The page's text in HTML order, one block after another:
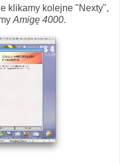
klikamy kolejne "Nexty",
Amigę 4000.